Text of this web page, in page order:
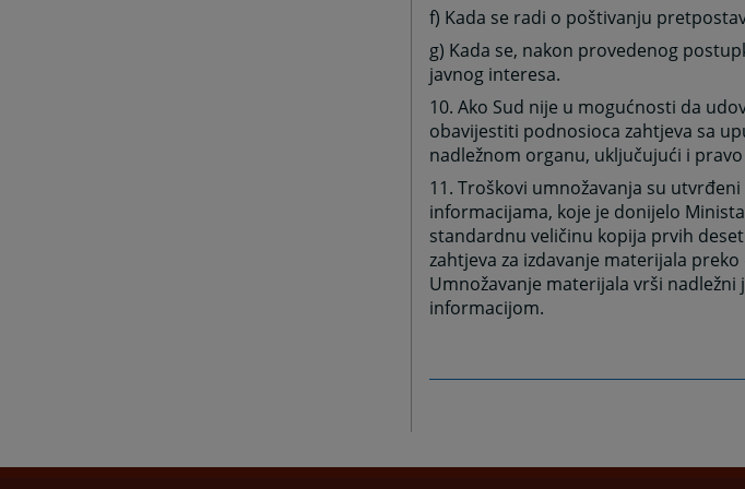
f) Kada se radi o poštivanju
g) Kada se, nakon provedenog
javnog interesa.
10. Ako Sud nije u mogućnosti da
obavijestiti podnosioca zahtjeva sa
nadležnom organu, uključujući i
11. Troškovi umnožavanja su
informacijama, koje je donijelo
standardnu veličinu kopija prvih
zahtjeva za izdavanje materijala
Umnožavanje materijala vrši
informacijom.